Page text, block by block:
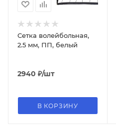
Сетка волейбольная,
2.5 мм, ПП, белый
2940 ₽/шт
В КОРЗИНУ